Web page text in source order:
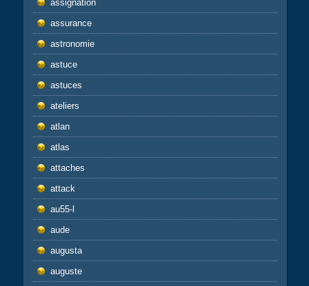
assignation
assurance
astronomie
astuce
astuces
ateliers
atlan
atlas
attaches
attack
au55-l
aude
augusta
auguste